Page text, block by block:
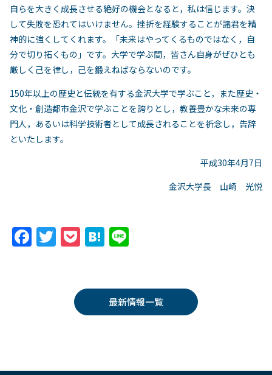
自らを大きく成長させる絶好の機会となると，私は信じます。決
して失敗を恐れてはいけません。挫折を経験することが諸君を精
神的に強くしてくれます。「未来はやってくるものではなく，自
分で切り拓くもの」です。大学で学ぶ間，皆さん自身がぜひとも
厳しく己を律し，己を鍛えねばならないのです。
150年以上の歴史と伝統を有する金沢大学で学ぶこと，また歴史・
文化・創造都市金沢で学ぶことを誇りとし，教養豊かな未来の専
門人，あるいは科学技術者として成長されることを祈念し，告辞
といたします。
平成30年4月7日
金沢大学長 山崎 光悦
F T
er
P
k
et
H
n
a
最新情報一覧